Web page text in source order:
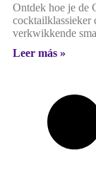
Ontdek hoe je de
cocktailklassieker
verkwikkende
Leer más »